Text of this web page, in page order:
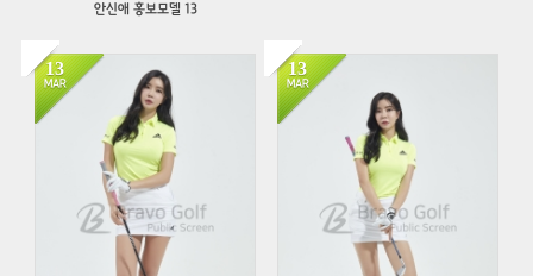
안신애 홍보모델 13
13
MAR
1061 13
MAR
705